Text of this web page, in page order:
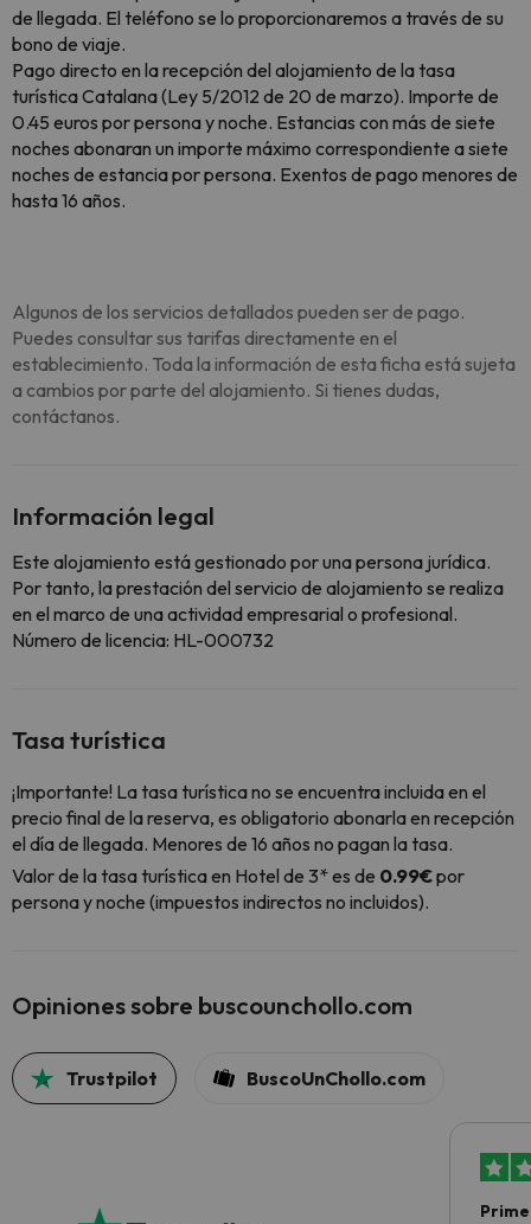
de llegada. El teléfono se lo proporcionaremos a través de su
bono de viaje.
Pago directo en la recepción del alojamiento de la tasa
turística Catalana (Ley 5/2012 de 20 de marzo). Importe de
0.45 euros por persona y noche. Estancias con más de siete
noches abonaran un importe máximo correspondiente a siete
noches de estancia por persona. Exentos de pago menores de
hasta 16 años.
Algunos de los servicios detallados pueden ser de pago.
Puedes consultar sus tarifas directamente en el
establecimiento. Toda la información de esta ficha está sujeta
a cambios por parte del alojamiento. Si tienes dudas,
contáctanos.
Información legal
Este alojamiento está gestionado por una persona jurídica.
Por tanto, la prestación del servicio de alojamiento se realiza
en el marco de una actividad empresarial o profesional.
Número de licencia: HL-000732
Tasa turística
¡Importante! La tasa turística no se encuentra incluida en el
precio final de la reserva, es obligatorio abonarla en recepción
el día de llegada. Menores de 16 años no pagan la tasa.
Valor de la tasa turística en Hotel de 3* es de 0.99€por
persona y noche (impuestos indirectos no incluidos).
Opiniones sobre buscounchollo.com
Trustpilot BuscoUnChollo.com